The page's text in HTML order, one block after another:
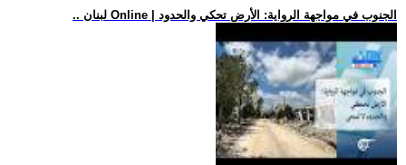
.. لبنان Online | الجنوب في مواجهة الرواية: الأرض تحكي والحدود